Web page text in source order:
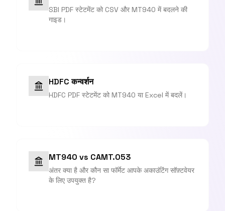
SBI PDF स्टेटमेंट को CSV और MT940 में बदलने की
गाइड।
HDFC कन्वर्शन
HDFC PDF स्टेटमेंट को MT940 या Excel में बदलें।
MT940 vs CAMT.053
अंतर क्या है और कौन सा फॉर्मेट आपके अकाउंटिंग सॉफ़्टवेयर
के लिए उपयुक्त है?